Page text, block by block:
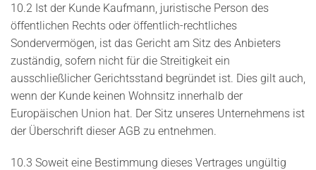
10.2 Ist der Kunde Kaufmann, juristische Person des
öffentlichen Rechts oder öffentlich-rechtliches
Sondervermögen, ist das Gericht am Sitz des Anbieters
zuständig, sofern nicht für die Streitigkeit ein
ausschließlicher Gerichtsstand begründet ist. Dies gilt auch,
wenn der Kunde keinen Wohnsitz innerhalb der
Europäischen Union hat. Der Sitz unseres Unternehmens ist
der Überschrift dieser AGB zu entnehmen.
10.3 Soweit eine Bestimmung dieses Vertrages ungültig